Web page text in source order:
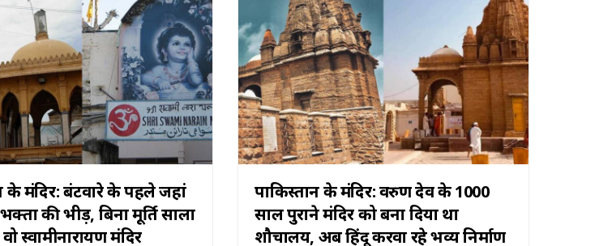
के मंदिर: बंटवारे के पहले जहां
की भीड़, बिना मूर्ति सालों
वो स्वामीनारायण मंदिर
पाकिस्तान के मंदिर: वरुण देव के 1000
साल पुराने मंदिर को बना दिया था
शौचालय, अब हिंदू करवा रहे भव्य निर्माण